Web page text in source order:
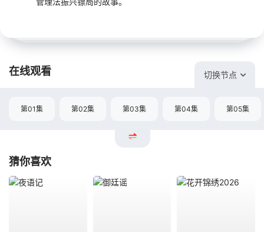
在线观看 切换节点
第01集 第02集 第03集 第04集 第05集
猜你喜欢